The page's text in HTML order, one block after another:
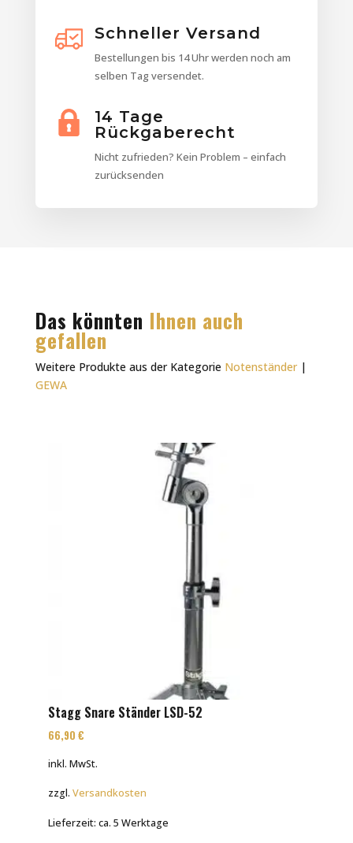
Schneller Versand
Bestellungen bis 14 Uhr werden noch am
selben Tag versendet.
14 Tage
Rückgaberecht
Nicht zufrieden? Kein Problem – einfach
zurücksenden
Das könnten Ihnen auch
gefallen
Weitere Produkte aus der Kategorie Notenständer|
GEWA
Stagg Snare Ständer LSD-52
66,90 €
inkl. MwSt.
zzgl. Versandkosten
Lieferzeit: ca. 5 Werktage